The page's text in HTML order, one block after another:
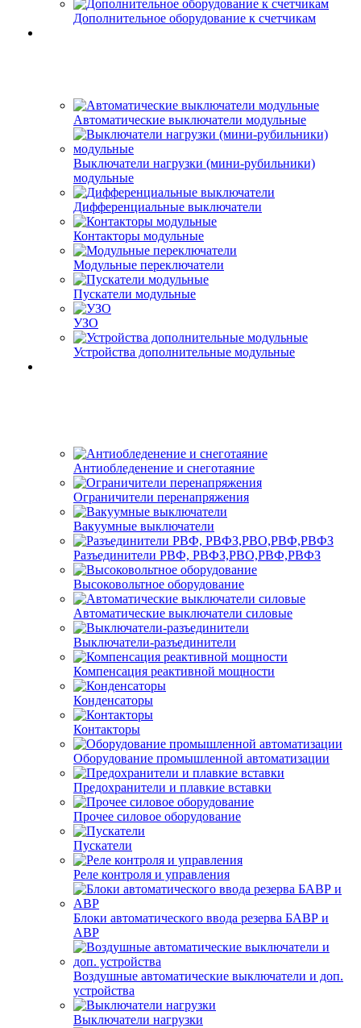
Дополнительное оборудование к счетчикам
Автоматические выключатели модульные
Выключатели нагрузки (мини-рубильники)
модульные
Дифференциальные выключатели
Контакторы модульные
Модульные переключатели
Пускатели модульные
УЗО
Устройства дополнительные модульные
Антиобледенение и снеготаяние
Ограничители перенапряжения
Вакуумные выключатели
Разъединители РВФ, РВФЗ,РВО,РВФ,РВФЗ
Высоковольтное оборудование
Автоматические выключатели cиловые
Выключатели-разъединители
Компенсация реактивной мощности
Конденсаторы
Контакторы
Оборудование промышленной автоматизации
Предохранители и плавкие вставки
Прочее силовое оборудование
Пускатели
Реле контроля и управления
Блоки автоматического ввода резерва БАВР и
АВР
Воздушные автоматические выключатели и доп.
устройства
Выключатели нагрузки